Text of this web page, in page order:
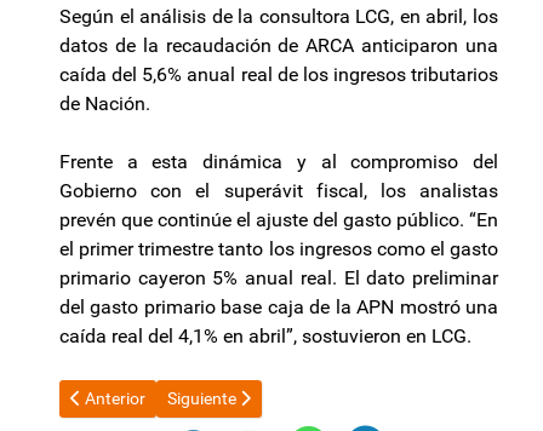
Según el análisis de la consultora LCG, en abril, los
datos de la recaudación de ARCA anticiparon una
caída del 5,6% anual real de los ingresos tributarios
de Nación.
Frente a esta dinámica y al compromiso del
Gobierno con el superávit fiscal, los analistas
prevén que continúe el ajuste del gasto público. “En
el primer trimestre tanto los ingresos como el gasto
primario cayeron 5% anual real. El dato preliminar
del gasto primario base caja de la APN mostró una
caída real del 4,1% en abril”, sostuvieron en LCG.
Artículo anterior: Sorpresa: En el peronismo ya se anotan
Anterior Artículo siguiente: El gobernador Jalil: elogios y
Siguiente